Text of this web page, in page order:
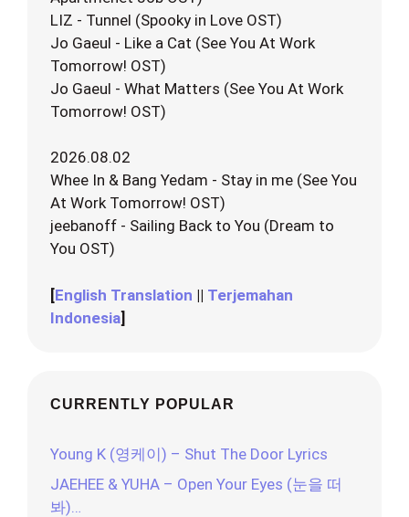
LIZ - Tunnel (Spooky in Love OST)
Jo Gaeul - Like a Cat (See You At Work
Tomorrow! OST)
Jo Gaeul - What Matters (See You At Work
Tomorrow! OST)
2026.08.02
Whee In & Bang Yedam - Stay in me (See You
At Work Tomorrow! OST)
jeebanoff - Sailing Back to You (Dream to
You OST)
[English Translation || Terjemahan
Indonesia]
CURRENTLY POPULAR
Young K (영케이) – Shut The Door Lyrics
JAEHEE & YUHA – Open Your Eyes (눈을 떠
봐)…